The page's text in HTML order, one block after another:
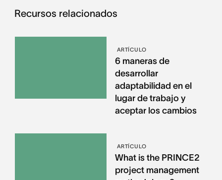
Recursos relacionados
ARTÍCULO
6 maneras de
desarrollar
adaptabilidad en el
lugar de trabajo y
aceptar los cambios
ARTÍCULO
What is the PRINCE2
project management